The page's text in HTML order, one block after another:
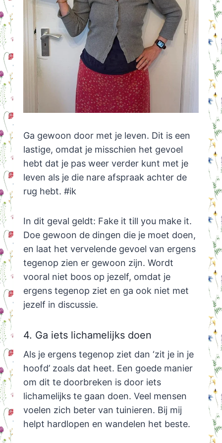
Ga gewoon door met je leven. Dit is een
lastige, omdat je misschien het gevoel
hebt dat je pas weer verder kunt met je
leven als je die nare afspraak achter de
rug hebt. #ik
In dit geval geldt: Fake it till you make it.
Doe gewoon de dingen die je moet doen,
en laat het vervelende gevoel van ergens
tegenop zien er gewoon zijn. Wordt
vooral niet boos op jezelf, omdat je
ergens tegenop ziet en ga ook niet met
jezelf in discussie.
4. Ga iets lichamelijks doen
Als je ergens tegenop ziet dan ‘zit je in je
hoofd’ zoals dat heet. Een goede manier
om dit te doorbreken is door iets
lichamelijks te gaan doen. Veel mensen
voelen zich beter van tuinieren. Bij mij
helpt hardlopen en wandelen het beste.